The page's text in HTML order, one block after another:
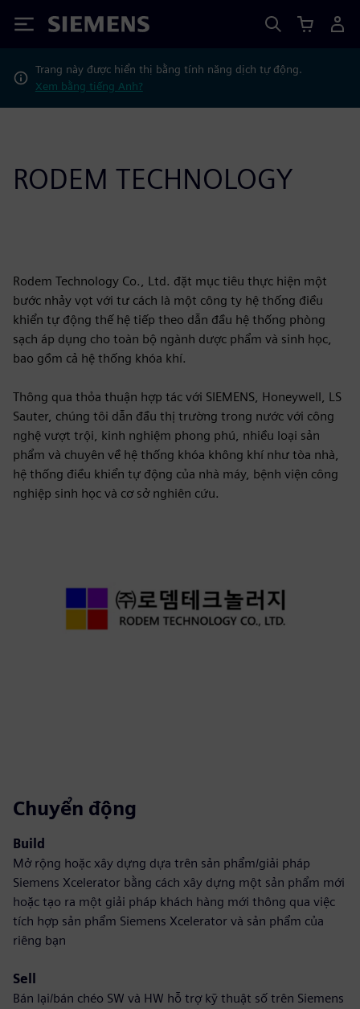
Siemens
Trang này được hiển thị bằng tính năng dịch tự động.
Xem bằng tiếng Anh?
RODEM TECHNOLOGY
Rodem Technology Co., Ltd. đặt mục tiêu thực hiện một
bước nhảy vọt với tư cách là một công ty hệ thống điều
khiển tự động thế hệ tiếp theo dẫn đầu hệ thống phòng
sạch áp dụng cho toàn bộ ngành dược phẩm và sinh học,
bao gồm cả hệ thống khóa khí.
Thông qua thỏa thuận hợp tác với SIEMENS, Honeywell, LS
Sauter, chúng tôi dẫn đầu thị trường trong nước với công
nghệ vượt trội, kinh nghiệm phong phú, nhiều loại sản
phẩm và chuyên về hệ thống khóa không khí như tòa nhà,
hệ thống điều khiển tự động của nhà máy, bệnh viện công
nghiệp sinh học và cơ sở nghiên cứu.
Chuyển động
Build
Mở rộng hoặc xây dựng dựa trên sản phẩm/giải pháp
Siemens Xcelerator bằng cách xây dựng một sản phẩm mới
hoặc tạo ra một giải pháp khách hàng mới thông qua việc
tích hợp sản phẩm Siemens Xcelerator và sản phẩm của
riêng bạn
Sell
Bán lại/bán chéo SW và HW hỗ trợ kỹ thuật số trên Siemens